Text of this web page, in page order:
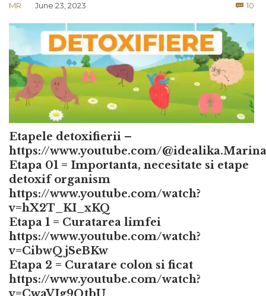
MR June 23, 2023  10
Etapele detoxifierii –
https://www.youtube.com/@idealika.Marina
Etapa 01 = Importanta, necesitate si etape
detoxif organism
https://www.youtube.com/watch?
v=hX2T_KI_xKQ
Etapa 1 = Curatarea limfei
https://www.youtube.com/watch?
v=CibwQjSeBKw
Etapa 2 = Curatare colon si ficat
https://www.youtube.com/watch?